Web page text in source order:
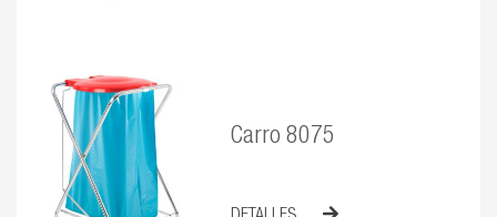
Carro 8075